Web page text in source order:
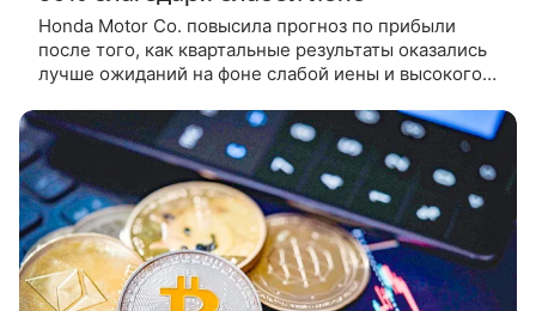
Honda Motor Co. повысила прогноз по прибыли
после того, как квартальные результаты оказались
лучше ожиданий на фоне слабой иены и высокого
сообщает агентство